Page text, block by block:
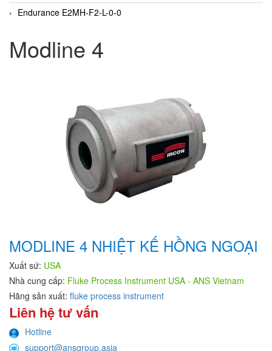
Endurance E2MH-F2-L-0-0
Modline 4
MODLINE 4 NHIỆT KẾ HỒNG NGOẠI
Xuất sứ: USA
Nhà cung cấp: Fluke Process Instrument USA - ANS Vietnam
Hãng sản xuất: fluke process instrument
Liên hệ tư vấn
Hotline
support@ansgroup.asia